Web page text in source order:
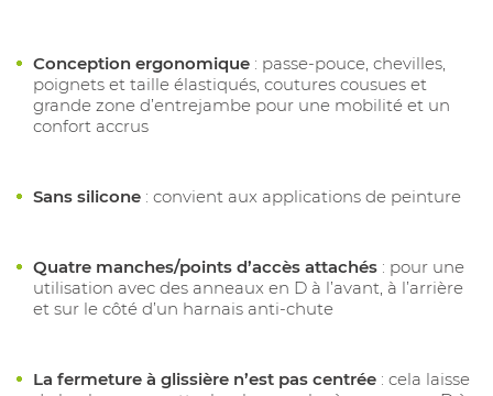
Conception ergonomique : passe-pouce, chevilles,
poignets et taille élastiqués, coutures cousues et
grande zone d’entrejambe pour une mobilité et un
confort accrus
Sans silicone : convient aux applications de peinture
Quatre manches/points d’accès attachés : pour une
utilisation avec des anneaux en D à l’avant, à l’arrière
et sur le côté d’un harnais anti-chute
La fermeture à glissière n’est pas centrée : cela laisse